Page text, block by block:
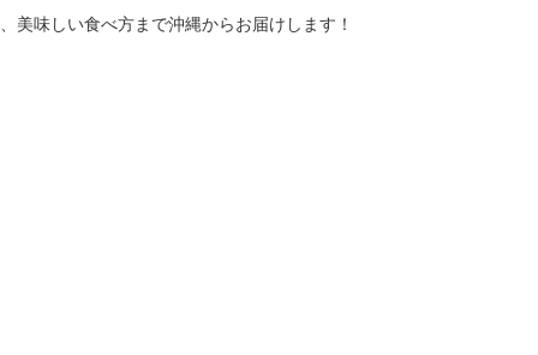
美味しい食べ方まで沖縄からお届けします！